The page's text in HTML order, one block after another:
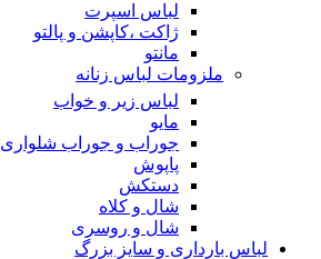
لباس اسپرت
ژاکت ،کاپشن و پالتو
مانتو
ملزومات لباس زنانه
لباس زیر و خواب
مایو
جوراب و جوراب شلواری
پاپوش
دستکش
شال و کلاه
شال و روسری
لباس بارداری و سایز بزرگ